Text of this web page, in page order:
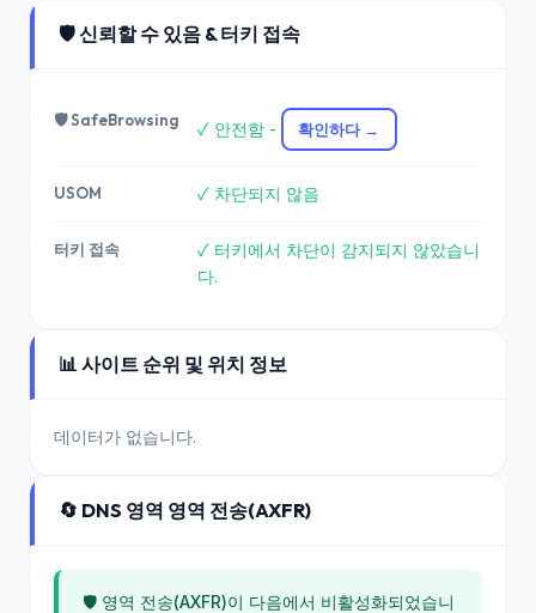
🛡️ 신뢰할 수 있음 & 터키 접속
🛡️ SafeBrowsing ✓ 안전함 - 확인하다 →
USOM ✓ 차단되지 않음
터키 접속
✓ 터키에서 차단이 감지되지 않았습니
다.
📊 사이트 순위 및 위치 정보
데이터가 없습니다.
🔄 DNS 영역 영역 전송(AXFR)
🛡️ 영역 전송(AXFR)이 다음에서 비활성화되었습니